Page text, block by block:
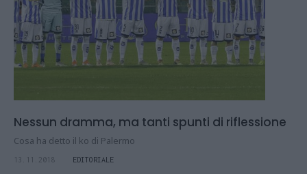
Nessun dramma, ma tanti spunti di riflessione
Cosa ha detto il ko di Palermo
13.11.2018 EDITORIALE